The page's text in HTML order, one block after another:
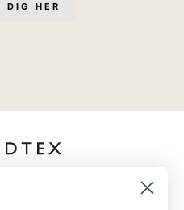
DIG HER